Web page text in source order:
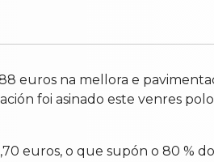
euros na mellora e
foi asinado este venres
euros, o que supón o 80 %